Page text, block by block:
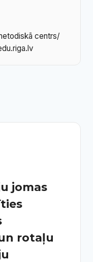
centrs/
jomas
rotaļu